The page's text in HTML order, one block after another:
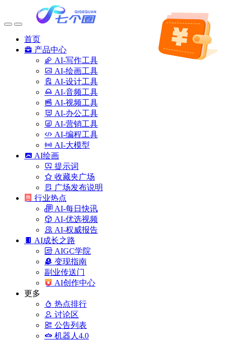
首页
产品中心
AI-写作工具
AI-绘画工具
AI-设计工具
AI-音频工具
AI-视频工具
AI-办公工具
AI-营销工具
AI-编程工具
AI-大模型
AI绘画
提示词
收藏夹广场
广场发布说明
行业热点
AI-每日快讯
AI-优选视频
AI-权威报告
AI成长之路
AIGC学院
变现指南
副业传送门
AI创作中心
更多
热点排行
讨论区
公告列表
机器人4.0